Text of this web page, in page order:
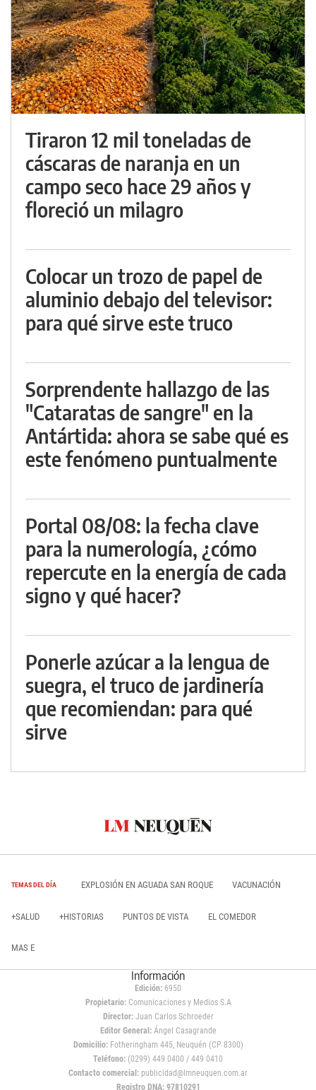
Tiraron 12 mil toneladas de
cáscaras de naranja en un
campo seco hace 29 años y
floreció un milagro
Colocar un trozo de papel de
aluminio debajo del televisor:
para qué sirve este truco
Sorprendente hallazgo de las
"Cataratas de sangre" en la
Antártida: ahora se sabe qué es
este fenómeno puntualmente
Portal 08/08: la fecha clave
para la numerología, ¿cómo
repercute en la energía de cada
signo y qué hacer?
Ponerle azúcar a la lengua de
suegra, el truco de jardinería
que recomiendan: para qué
sirve
TEMAS DEL DÍA EXPLOSIÓN EN AGUADA SAN ROQUE VACUNACIÓN
+SALUD +HISTORIAS PUNTOS DE VISTA EL COMEDOR
MAS E
Información
Edición: 6950
Propietario:Comunicaciones y Medios S.A
Director: Juan Carlos Schroeder
Editor General:Ángel Casagrande
Domicilio:Fotheringham 445, Neuquén (CP 8300)
Teléfono: (0299) 449 0400 / 449 0410
Contacto comercial: publicidad@lmneuquen.com.ar
Registro DNA: 97810291